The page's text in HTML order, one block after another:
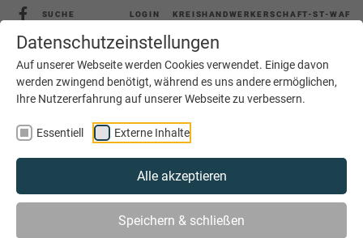
Datenschutzeinstellungen
Auf unserer Webseite werden Cookies verwendet. Einige davon
werden zwingend benötigt, während es uns andere ermöglichen,
Ihre Nutzererfahrung auf unserer Webseite zu verbessern.
Essentiell Externe Inhalte
Alle akzeptieren
Speichern & schließen
SUCHE LOGIN KREISHANDWERKERSCHAFT-ST-WAF
MENÜ